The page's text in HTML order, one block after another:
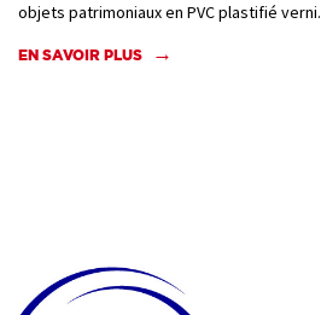
objets patrimoniaux en PVC plastifié verni.
EN SAVOIR PLUS